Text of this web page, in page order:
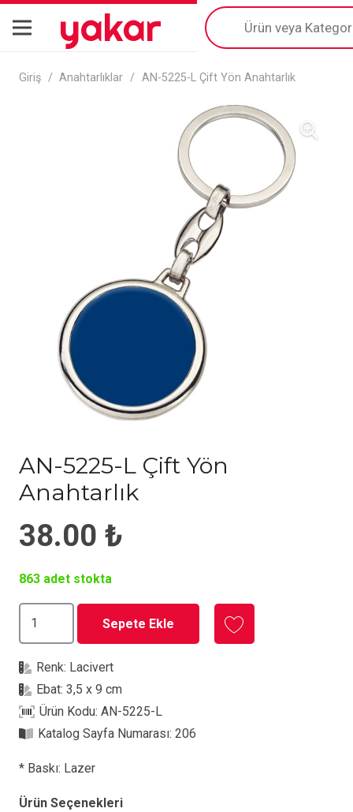
yakar
Products
search
Giriş / Anahtarlıklar / AN-5225-L Çift Yön Anahtarlık
AN-5225-L Çift Yön
Anahtarlık
38.00 ₺
863 adet stokta
Sepete Ekle
Renk: Lacivert
Ebat:3,5 x 9 cm
Ürün Kodu:AN-5225-L
Katalog Sayfa Numarası:206
* Baskı: Lazer
Ürün Seçenekleri